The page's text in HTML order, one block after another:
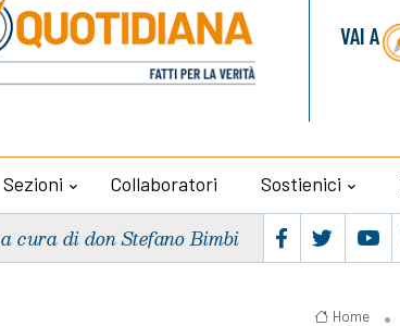
VAI A
Sezioni Collaboratori Sostienici
a cura di don Stefano Bimbi
Home